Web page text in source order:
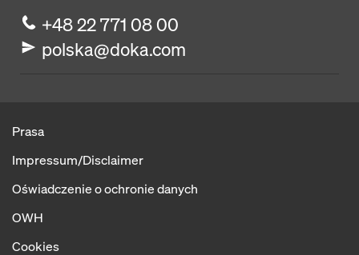
+48 22 771 08 00
polska@doka.com
Prasa
Impressum/Disclaimer
Oświadczenie o ochronie danych
OWH
Cookies